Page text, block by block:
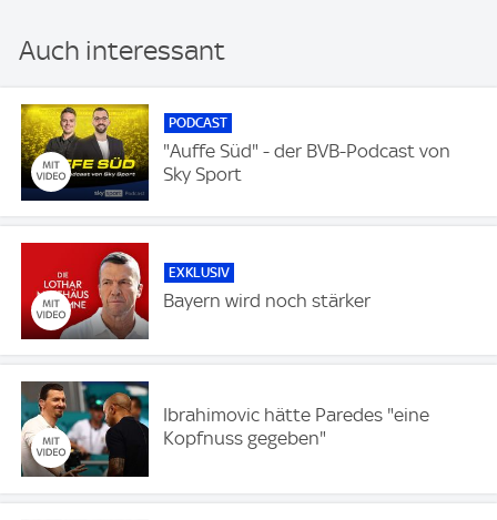
Auch interessant
PODCAST
"Auffe Süd" - der BVB-Podcast von
Sky Sport
EXKLUSIV
Bayern wird noch stärker
Ibrahimovic hätte Paredes "eine
Kopfnuss gegeben"